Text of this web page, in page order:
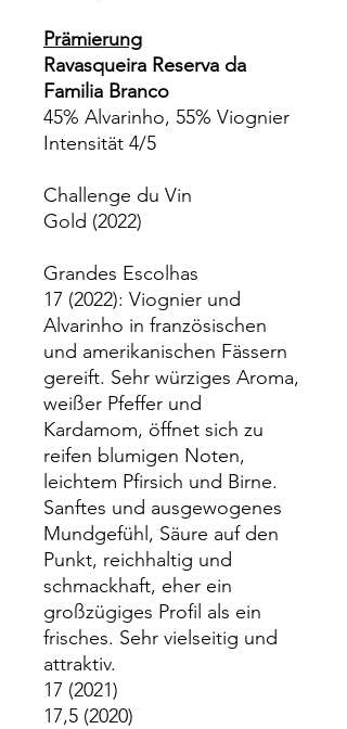
Prämierung
Ravasqueira Reserva da
Familia Branco
45% Alvarinho, 55% Viognier
Intensität 4/5
Challenge du Vin
Gold (2022)
Grandes Escolhas
17 (2022): Viognier und
Alvarinho in französischen
und amerikanischen Fässern
gereift. Sehr würziges Aroma,
weißer Pfeffer und
Kardamom, öffnet sich zu
reifen blumigen Noten,
leichtem Pfirsich und Birne.
Sanftes und ausgewogenes
Mundgefühl, Säure auf den
Punkt, reichhaltig und
schmackhaft, eher ein
großzügiges Profil als ein
frisches. Sehr vielseitig und
attraktiv.
17 (2021)
17,5 (2020)